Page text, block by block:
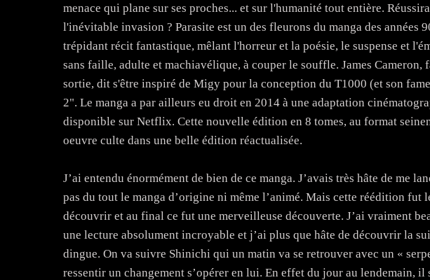
menace qui plane sur ses proches... et sur l'humanité tout entière.
l'inévitable invasion ? Parasite est un des fleurons du manga des années
trépidant récit fantastique, mêlant l'horreur et la poésie, le suspense et
sans faille, adulte et machiavélique, à couper le souffle. James Cameron,
sortie, dit s'être inspiré de Migy pour la conception du T1000 (et son
2". Le manga a par ailleurs eu droit en 2014 à une adaptation
disponible sur Netflix. Cette nouvelle édition en 8 tomes, au format
oeuvre culte dans une belle édition réactualisée.
J’ai entendu énormément de bien de ce manga. J’avais très hâte de me
pas du tout le manga d’origine ni même l’animé. Mais cette réédition
découvrir et au final ce fut une merveilleuse découverte. J’ai vraiment
une lecture absolument incroyable et j’ai plus que hâte de découvrir la
dingue. On va suivre Shinichi qui un matin va se retrouver avec un «
ressentir un changement s’opérer en lui. En effet du jour au lendemain,